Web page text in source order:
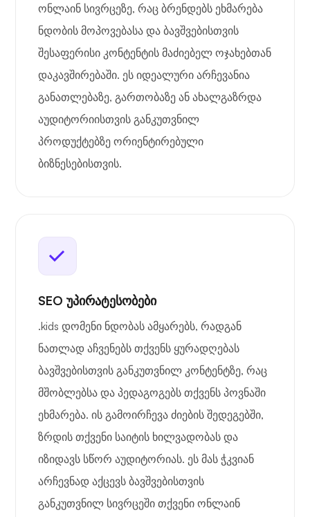
ონლაინ სივრცეზე, რაც ბრენდებს ეხმარება
ნდობის მოპოვებასა და ბავშვებისთვის
შესაფერისი კონტენტის მაძიებელ ოჯახებთან
დაკავშირებაში. ეს იდეალური არჩევანია
განათლებაზე, გართობაზე ან ახალგაზრდა
აუდიტორიისთვის განკუთვნილ
პროდუქტებზე ორიენტირებული
ბიზნესებისთვის.
SEO უპირატესობები
.kids დომენი ნდობას ამყარებს, რადგან
ნათლად აჩვენებს თქვენს ყურადღებას
ბავშვებისთვის განკუთვნილ კონტენტზე, რაც
მშობლებსა და პედაგოგებს თქვენს პოვნაში
ეხმარება. ის გამოირჩევა ძიების შედეგებში,
ზრდის თქვენი საიტის ხილვადობას და
იზიდავს სწორ აუდიტორიას. ეს მას ჭკვიან
არჩევნად აქცევს ბავშვებისთვის
განკუთვნილ სივრცეში თქვენი ონლაინ